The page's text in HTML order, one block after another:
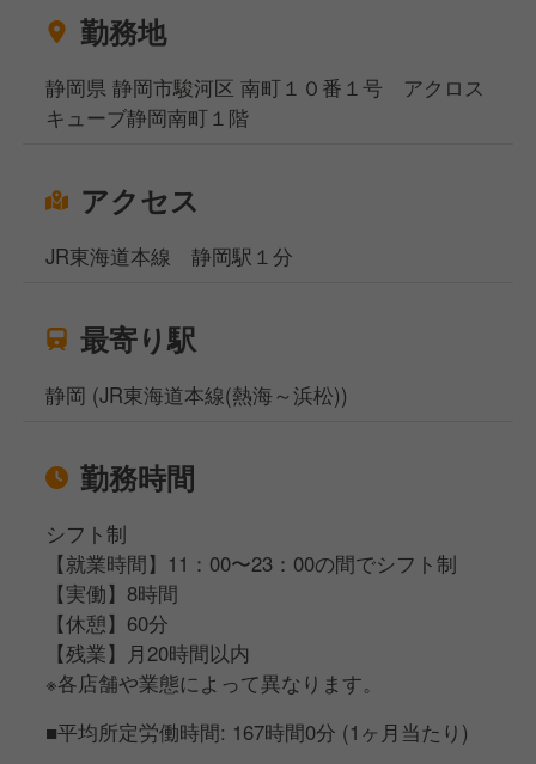
勤務地
静岡県 静岡市駿河区 南町１０番１号 アクロス
キューブ静岡南町１階
アクセス
JR東海道本線 静岡駅１分
最寄り駅
静岡 (JR東海道本線(熱海～浜松))
勤務時間
シフト制
【就業時間】11：00〜23：00の間でシフト制
【実働】8時間
【休憩】60分
【残業】月20時間以内
※各店舗や業態によって異なります。
■平均所定労働時間: 167時間0分 (1ヶ月当たり)